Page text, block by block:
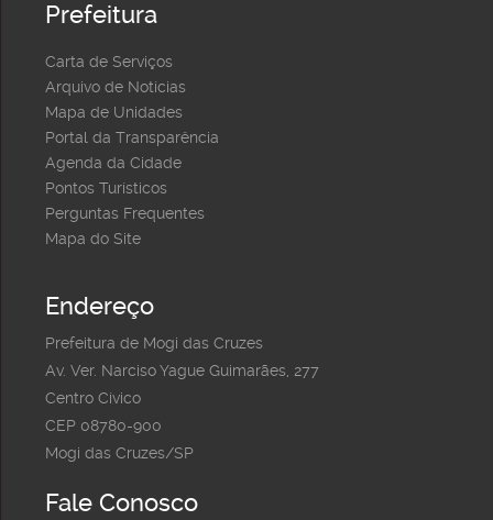
Prefeitura
Carta de Serviços
Arquivo de Notícias
Mapa de Unidades
Portal da Transparência
Agenda da Cidade
Pontos Turísticos
Perguntas Frequentes
Mapa do Site
Endereço
Prefeitura de Mogi das Cruzes
Av. Ver. Narciso Yague Guimarães, 277
Centro Cívico
CEP 08780-900
Mogi das Cruzes/SP
Fale Conosco